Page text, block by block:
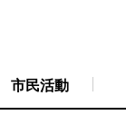
市民活動